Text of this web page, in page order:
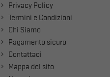
Privacy Policy
Termini e Condizioni
Chi Siamo
Pagamento sicuro
Contattaci
Mappa del sito